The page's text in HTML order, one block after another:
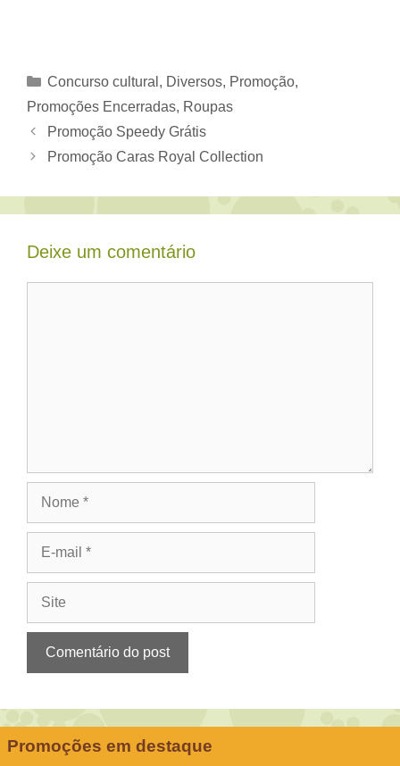
Categorias
Concurso cultural , Diversos, Promoção,
Promoções Encerradas, Roupas
Promoção Speedy Grátis
Promoção Caras Royal Collection
Deixe um comentário
Promoções em destaque